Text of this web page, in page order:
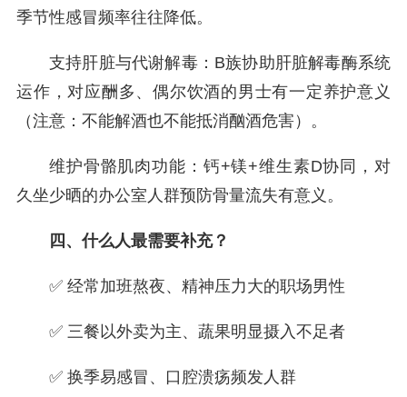
季节性感冒频率往往降低。
支持肝脏与代谢解毒：B族协助肝脏解毒酶系统
运作，对应酬多、偶尔饮酒的男士有一定养护意义
（注意：不能解酒也不能抵消酗酒危害）。
维护骨骼肌肉功能：钙+镁+维生素D协同，对
久坐少晒的办公室人群预防骨量流失有意义。
四、什么人最需要补充？
✅ 经常加班熬夜、精神压力大的职场男性
✅ 三餐以外卖为主、蔬果明显摄入不足者
✅ 换季易感冒、口腔溃疡频发人群